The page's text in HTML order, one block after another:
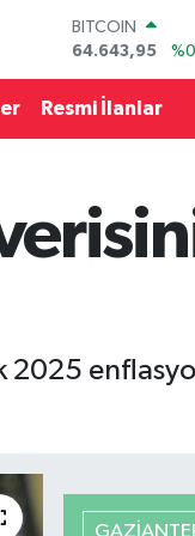
DOLAR
47,6006
EURO
55,0250
BİST100
13.799
%70
Resmi İlanlar